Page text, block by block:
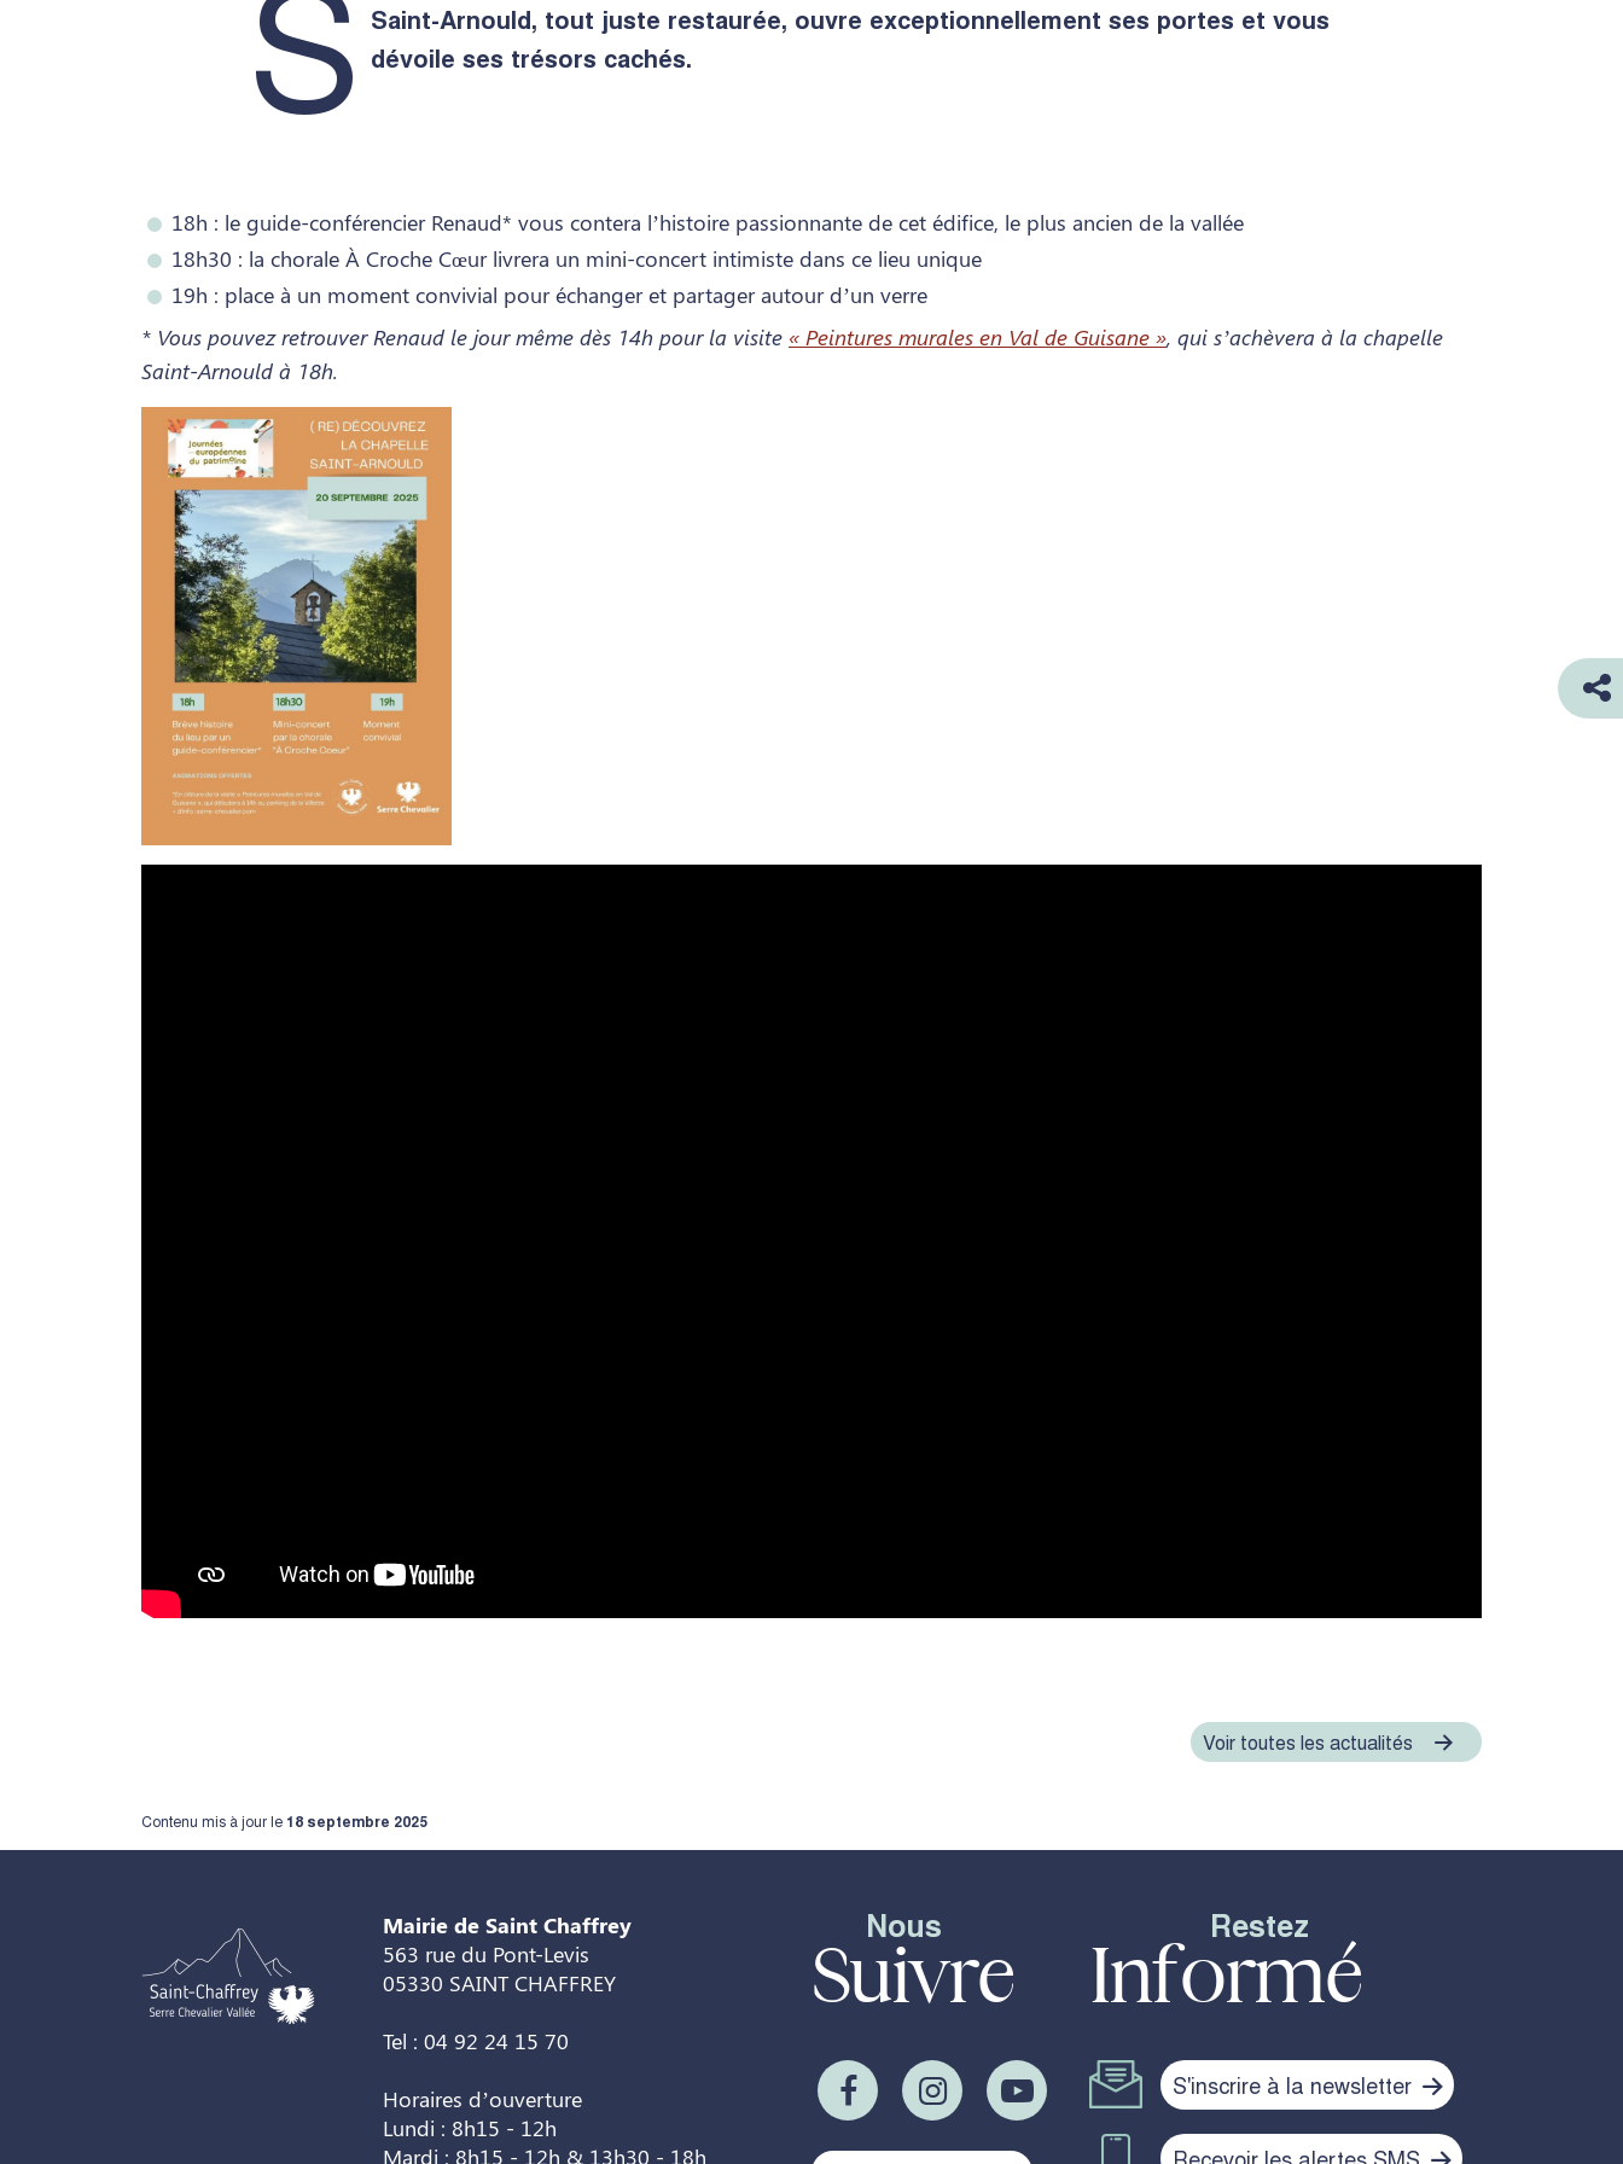
Saint-Arnould, tout juste restaurée, ouvre exceptionnellement ses portes et vous
dévoile ses trésors cachés.
18h : le guide-conférencier Renaud* vous contera l’histoire passionnante de cet édifice, le plus ancien de la vallée
18h30 : la chorale À Croche Cœur livrera un mini-concert intimiste dans ce lieu unique
19h : place à un moment convivial pour échanger et partager autour d’un verre
* Vous pouvez retrouver Renaud le jour même dès 14h pour la visite « Peintures murales en Val de Guisane », qui s’achèvera à la chapelle
Saint-Arnould à 18h.
Voir toutes les actualités
Contenu mis à jour le 18 septembre 2025
Mairie de Saint Chaffrey
563 rue du Pont-Levis
05330 SAINT CHAFFREY
Tel : 04 92 24 15 70
Horaires d’ouverture
Lundi : 8h15 - 12h
Mardi : 8h15 - 12h & 13h30 - 18h
Nous
Suivre Restez
Informé
S'inscrire à la newsletter